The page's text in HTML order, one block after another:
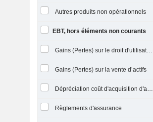
Autres produits non opérationnels
EBT, hors éléments non courants
Gains (Pertes) sur le droit d'utilisation d'actifs
Gains (Pertes) sur la vente d’actifs
Dépréciation coût d'acquisition d'actifs
Règlements d'assurance